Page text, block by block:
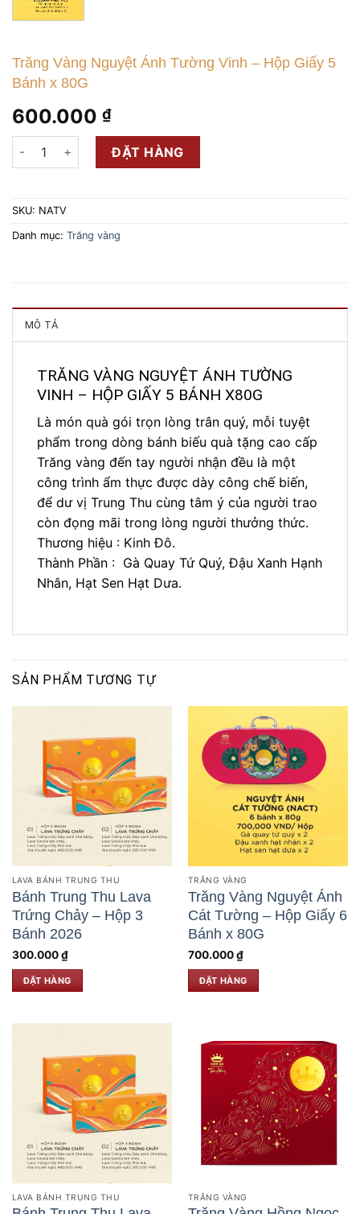
Trăng Vàng Nguyệt Ánh Tường Vinh – Hộp Giấy 5
Bánh x 80G
600.000 ₫
Trăng Vàng Nguyệt Ánh Tường Vinh - Hộp Giấy 5 Bánh x 80G
ĐẶT HÀNG
SKU: NATV
Danh mục: Trăng vàng
MÔ TẢ
TRĂNG VÀNG NGUYỆT ÁNH TƯỜNG
VINH – HỘP GIẤY 5 BÁNH X80G
Là món quà gói trọn lòng trân quý, mỗi tuyệt
phẩm trong dòng bánh biếu quà tặng cao cấp
Trăng vàng đến tay người nhận đều là một
công trình ẩm thực được dày công chế biến,
để dư vị Trung Thu cùng tâm ý của người trao
còn đọng mãi trong lòng người thưởng thức.
Thương hiệu : Kinh Đô.
Thành Phần : Gà Quay Tứ Quý, Đậu Xanh Hạnh
Nhân, Hạt Sen Hạt Dưa.
SẢN PHẨM TƯƠNG TỰ
LAVA BÁNH TRUNG THU
Bánh Trung Thu Lava
Trứng Chảy – Hộp 3
Bánh 2026
300.000₫
ĐẶT HÀNG
TRĂNG VÀNG
Trăng Vàng Nguyệt Ánh
Cát Tường – Hộp Giấy 6
Bánh x 80G
700.000₫
ĐẶT HÀNG
LAVA BÁNH TRUNG THU TRĂNG VÀNG